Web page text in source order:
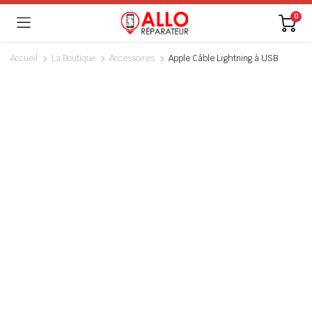
0
Accueil La Boutique Accessoires Apple Câble Lightning à USB